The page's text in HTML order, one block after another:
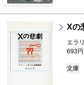
Xの
エラ
693円
文庫